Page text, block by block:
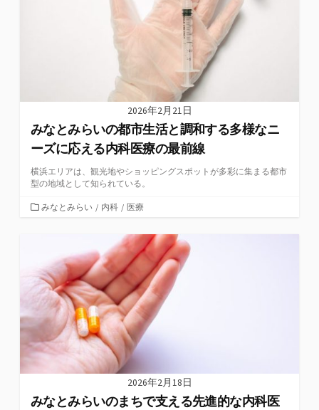
2026年2月21日
みなとみらいの都市生活と調和する多様なニ
ーズに応える内科医療の最前線
横浜エリアは、観光地やショッピングスポットが多彩に集まる都市
型の地域として知られている。
カみなとみらい / 内科 / 医療
2026年2月18日
みなとみらいのまちで支える先進的な内科医